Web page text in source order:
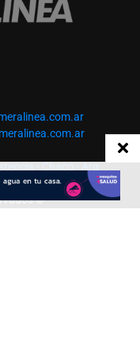
- Chaco - Arg
©